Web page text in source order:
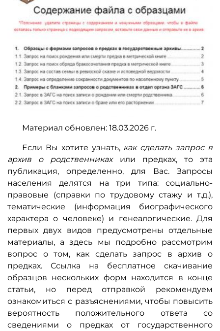
Материал обновлен: 18.03.2026 г.
Если Вы хотите узнать, как сделать запрос в
архив о родственникахили предках, то эта
публикация, определенно, для Вас. Запросы
населения делятся на три типа: социально-
правовые (справки по трудовому стажу и т.д.),
тематические (информация биографического
характера о человеке) и генеалогические. Для
первых двух видов предусмотрены отдельные
материалы, а здесь мы подробно рассмотрим
вопрос о том, как сделать запрос в архив о
предках. Ссылка на бесплатное скачивание
образцов нескольких форм находится в конце
статьи, но перед отправкой рекомендуем
ознакомиться с разъяснениями, чтобы повысить
вероятность положительного ответа со
сведениями о предках от государственного